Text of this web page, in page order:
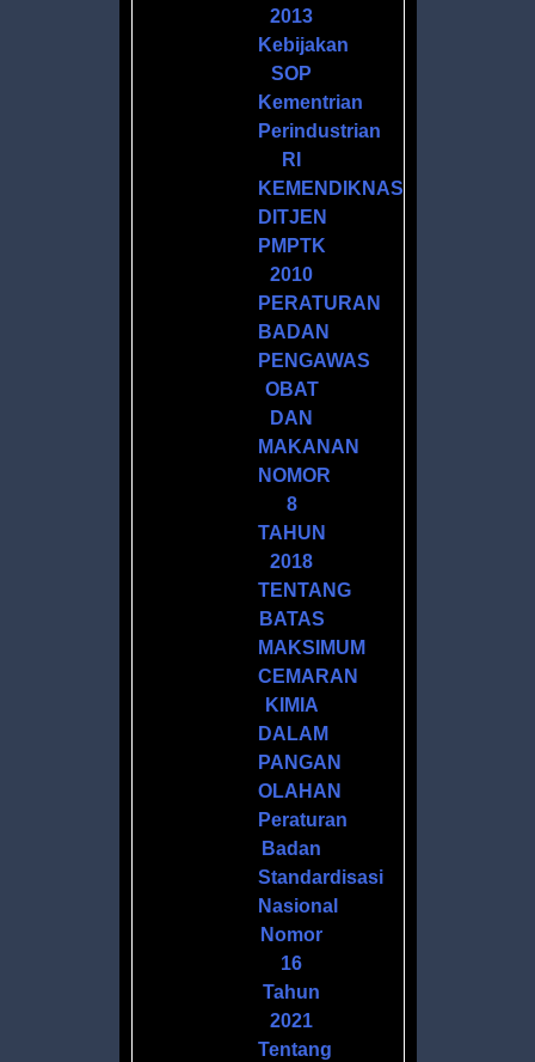
2013
Kebijakan
SOP
Kementrian
Perindustrian
RI
KEMENDIKNAS
DITJEN
PMPTK
2010
PERATURAN
BADAN
PENGAWAS
OBAT
DAN
MAKANAN
NOMOR
8
TAHUN
2018
TENTANG
BATAS
MAKSIMUM
CEMARAN
KIMIA
DALAM
PANGAN
OLAHAN
Peraturan
Badan
Standardisasi
Nasional
Nomor
16
Tahun
2021
Tentang